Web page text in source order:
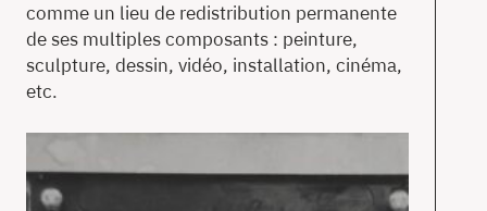
comme un lieu de redistribution permanente
de ses multiples composants : peinture,
sculpture, dessin, vidéo, installation, cinéma,
etc.